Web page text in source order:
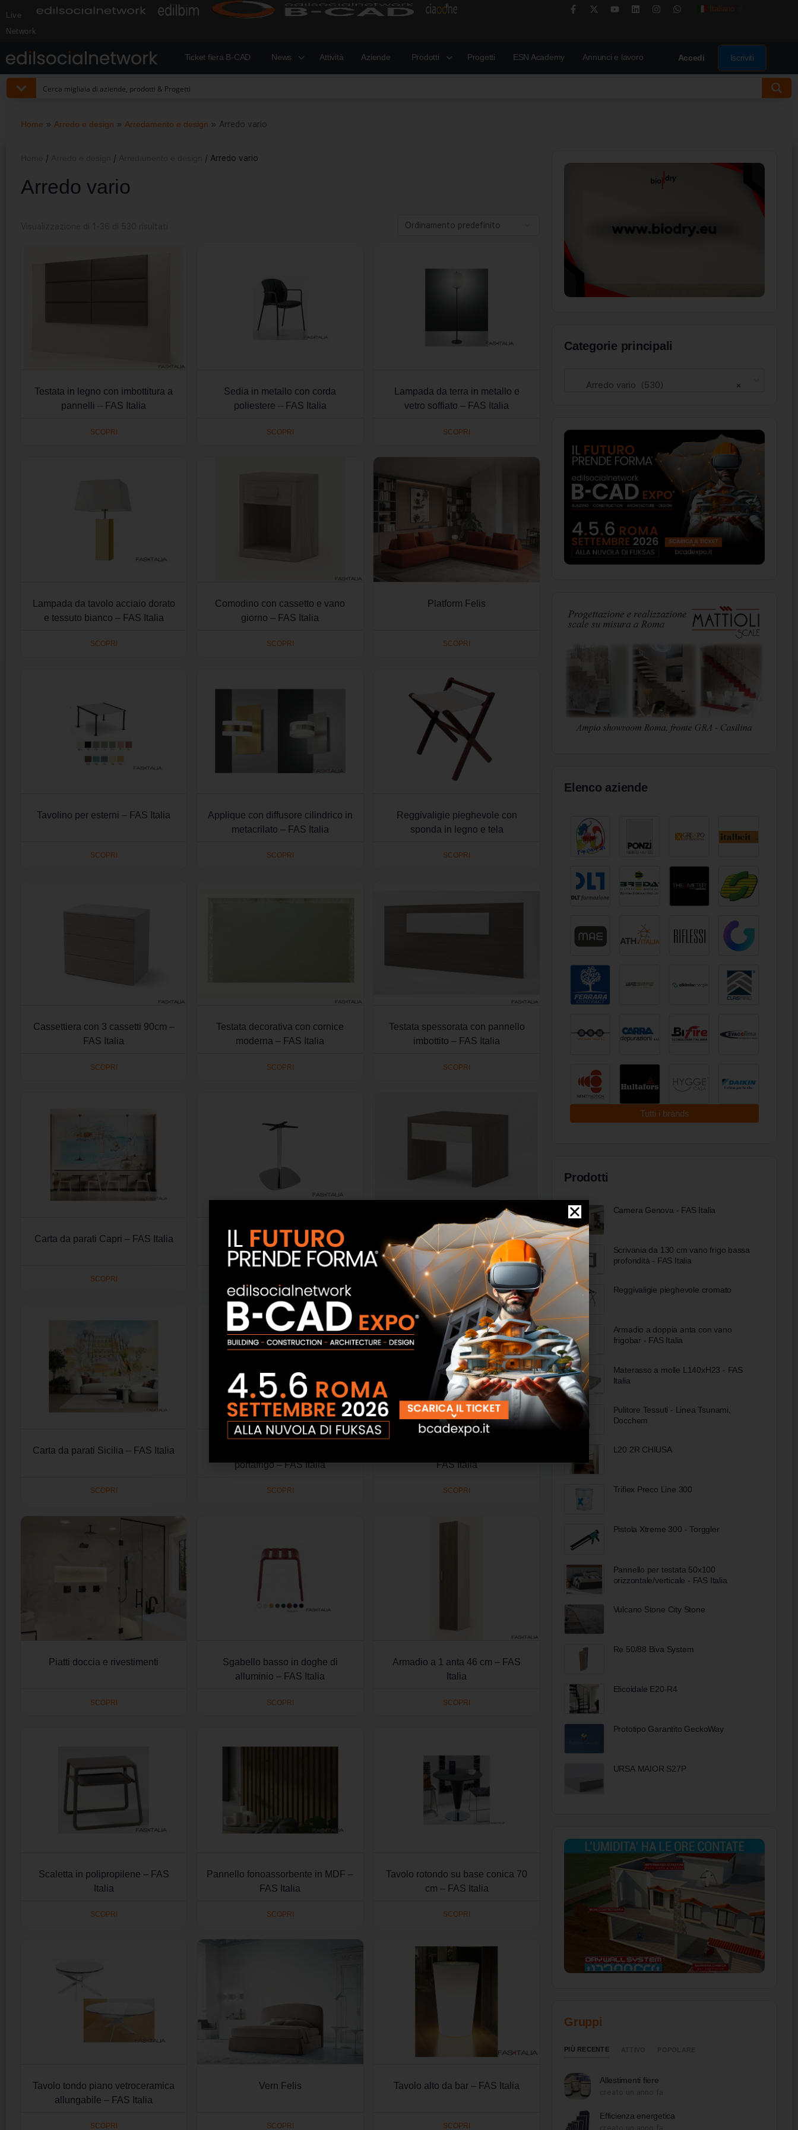
Live
Network
Italiano
Ticket fiera B-CAD News Attività Aziende Prodotti Progetti ESN Academy Annunci e lavoro Accedi Iscriviti
Home » Arredo e design » Arredamento e design » Arredo vario
/ / / Arredo vario
Arredo vario
Testata in legno con imbottitura a
pannelli – FAS Italia
SCOPRI
Sedia in metallo con corda
poliestere – FAS Italia
SCOPRI
Lampada da terra in metallo e
vetro soffiato – FAS Italia
SCOPRI
Lampada da tavolo acciaio dorato
e tessuto bianco – FAS Italia
SCOPRI
Comodino con cassetto e vano
giorno – FAS Italia
SCOPRI
Platform Felis
SCOPRI
Tavolino per esterni – FAS Italia
SCOPRI
Applique con diffusore cilindrico in
metacrilato – FAS Italia
SCOPRI
Reggivaligie pieghevole con
sponda in legno e tela
SCOPRI
Cassettiera con 3 cassetti 90cm –
FAS Italia
SCOPRI
Testata decorativa con cornice
moderna – FAS Italia
SCOPRI
Testata spessorata con pannello
imbottito – FAS Italia
SCOPRI
Carta da parati Capri – FAS Italia
SCOPRI
Base per tavolo stondata inox
satinato – FAS Italia
Comodino con cassetto senza
maniglia – FAS Italia
SCOPRI
Carta da parati Sicilia – FAS Italia
SCOPRI
portafrigo – FAS Italia
SCOPRI
FAS Italia
SCOPRI
Piatti doccia e rivestimenti
SCOPRI
Sgabello basso in doghe di
alluminio – FAS Italia
SCOPRI
Armadio a 1 anta 46 cm – FAS
Italia
SCOPRI
Scaletta in polipropilene – FAS
Italia
SCOPRI
Pannello fonoassorbente in MDF –
FAS Italia
SCOPRI
Tavolo rotondo su base conica 70
cm – FAS Italia
SCOPRI
Tavolo tondo piano vetroceramica
allungabile – FAS Italia
SCOPRI
Vern Felis
SCOPRI
Tavolo alto da bar – FAS Italia
SCOPRI
Categorie principali
×
Arredo vario (530)
Elenco aziende
Tutti i brands
Prodotti
Camera Genova - FAS Italia
Scrivania da 130 cm vano frigo bassa
profondità - FAS Italia
Reggivaligie pieghevole cromato
Armadio a doppia anta con vano
frigobar - FAS Italia
Materasso a molle L140xH23 - FAS
Italia
Pulitore Tessuti - Linea Tsunami,
Docchem
L20 2R CHIUSA
Triflex Preco Line 300
Pistola Xtreme 300 - Torggler
Pannello per testata 50x100
orizzontale/verticale - FAS Italia
Vulcano Stone City Stone
Re 50/88 Biva System
Elicoidale E20-R4
Prototipo Garantito GeckoWay
URSA MAIOR S27P
Gruppi
PIÙ RECENTE
Allestimenti fiere
Efficienza energetica